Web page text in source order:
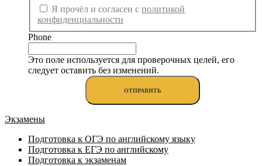
Я прочёл и согласен с политикой
конфиденциальности
Phone
Это поле используется для проверочных целей, его
следует оставить без изменений.
Экзамены
Подготовка к ОГЭ по английскому языку
Подготовка к ЕГЭ по английскому
Подготовка к экзаменам